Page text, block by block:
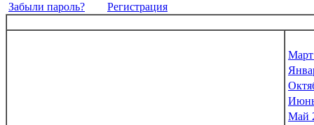
Забыли пароль? Регистрация
Май